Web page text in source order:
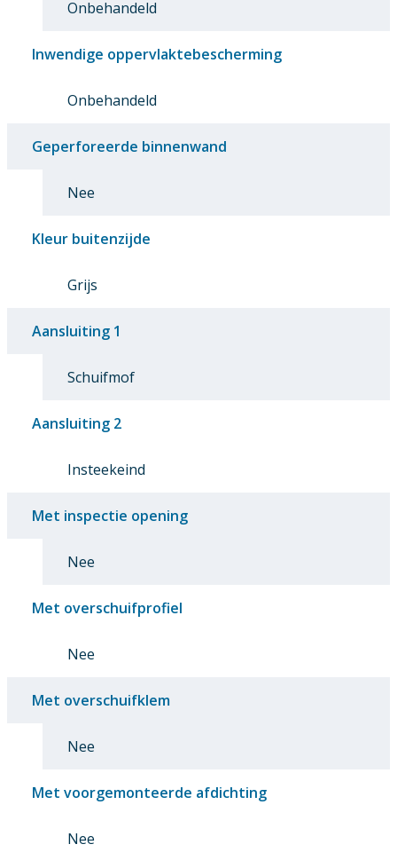
Onbehandeld
Inwendige oppervlaktebescherming
Onbehandeld
Geperforeerde binnenwand
Nee
Kleur buitenzijde
Grijs
Aansluiting 1
Schuifmof
Aansluiting 2
Insteekeind
Met inspectie opening
Nee
Met overschuifprofiel
Nee
Met overschuifklem
Nee
Met voorgemonteerde afdichting
Nee